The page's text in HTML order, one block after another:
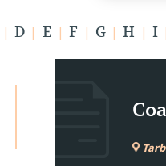
| D | E | F | G | H | I